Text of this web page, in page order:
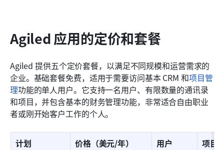
Agiled 应用的定价和套餐
Agiled 提供五个定价套餐，以满足不同规模和运营需求的
企业。基础套餐免费，适用于需要访问基本 CRM 和项目管
理功能的单人用户。它支持一名用户、有限数量的通讯录
和项目，并包含基本的财务管理功能，非常适合自由职业
者或刚开始客户工作的个人。
计划 价格（美元/年） 用户 项目